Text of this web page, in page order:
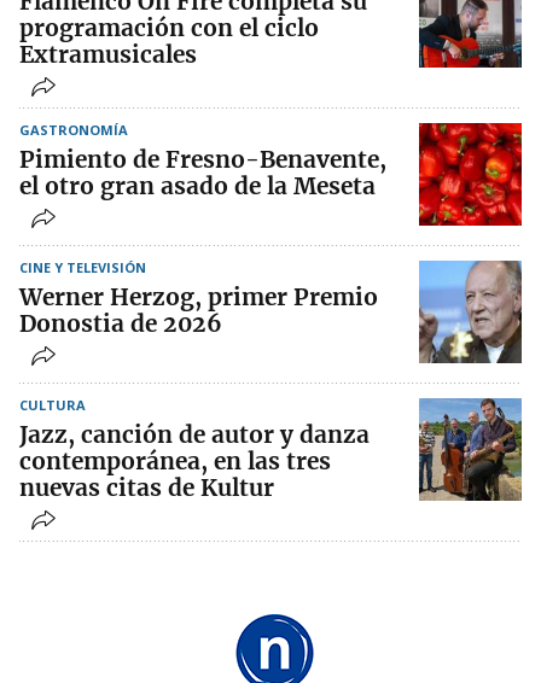
programación con el ciclo
Extramusicales
GASTRONOMÍA
Pimiento de Fresno-Benavente,
el otro gran asado de la Meseta
CINE Y TELEVISIÓN
Werner Herzog, primer Premio
Donostia de 2026
CULTURA
Jazz, canción de autor y danza
contemporánea, en las tres
nuevas citas de Kultur